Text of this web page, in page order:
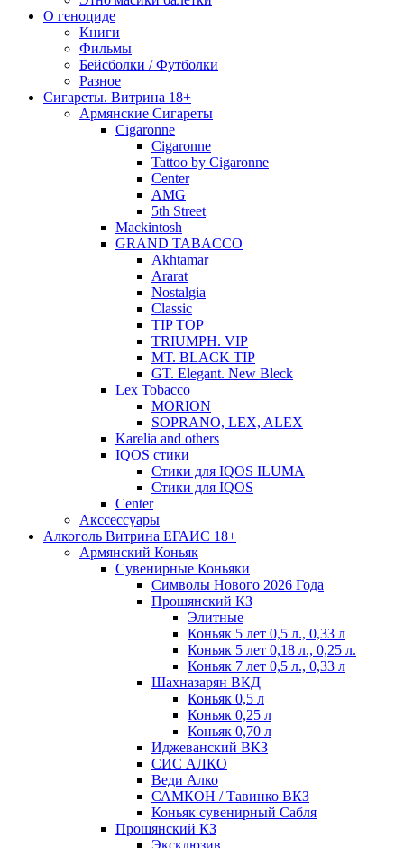
О геноциде
Книги
Фильмы
Бейсболки / Футболки
Разное
Сигареты. Витрина 18+
Армянские Сигареты
Cigaronne
Cigaronne
Tattoo by Cigaronne
Center
AMG
5th Street
Mackintosh
GRAND TABACCO
Akhtamar
Ararat
Nostalgia
Classic
TIP TOP
TRIUMPH. VIP
MT. BLACK TIP
GT. Elegant. New Bleck
Lex Tobacco
MORION
SOPRANO, LEX, ALEX
Karelia and others
IQOS стики
Стики для IQOS ILUMA
Стики для IQOS
Сenter
Акссессуары
Алкоголь Витрина ЕГАИС 18+
Армянский Коньяк
Сувенирные Коньяки
Символы Нового 2026 Года
Прошянский КЗ
Элитные
Коньяк 5 лет 0,5 л., 0,33 л
Коньяк 5 лет 0,18 л., 0,25 л.
Коньяк 7 лет 0,5 л., 0,33 л
Шахназарян ВКД
Коньяк 0,5 л
Коньяк 0,25 л
Коньяк 0,70 л
Иджеванский ВКЗ
СИС АЛКО
Веди Алко
САМКОН / Тавинко ВКЗ
Коньяк сувенирный Сабля
Прошянский КЗ
Эксклюзив